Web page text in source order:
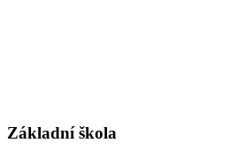
Základní škola